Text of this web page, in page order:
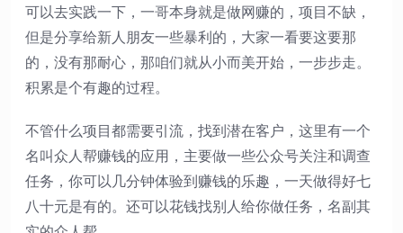
可以去实践一下，一哥本身就是做网赚的，项目不缺，
但是分享给新人朋友一些暴利的，大家一看要这要那
的，没有那耐心，那咱们就从小而美开始，一步步走。
积累是个有趣的过程。
不管什么项目都需要引流，找到潜在客户，这里有一个
名叫众人帮赚钱的应用，主要做一些公众号关注和调查
任务，你可以几分钟体验到赚钱的乐趣，一天做得好七
八十元是有的。还可以花钱找别人给你做任务，名副其